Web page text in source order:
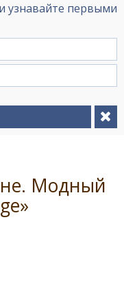
узнавайте первыми
Модный